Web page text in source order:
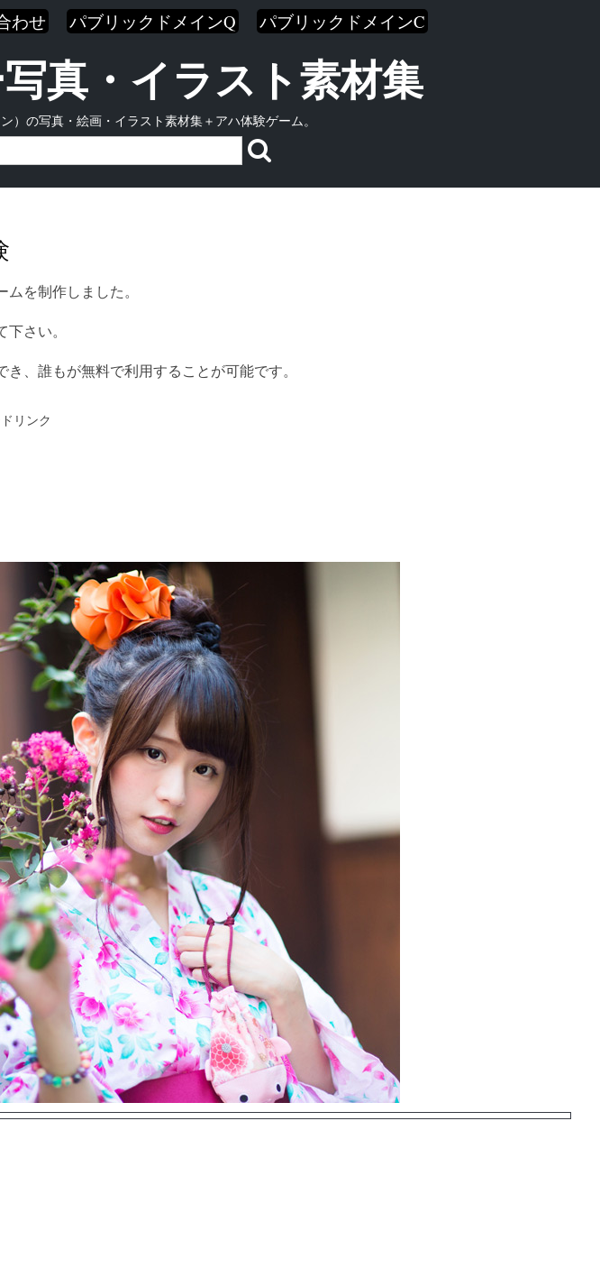
わせ パブリックドメインQ パブリックドメインC
真・イラスト素材集
）の写真・絵画・イラスト素材集＋アハ体験ゲーム。
を制作しました。
さい。
、誰もが無料で利用することが可能です。
リンク